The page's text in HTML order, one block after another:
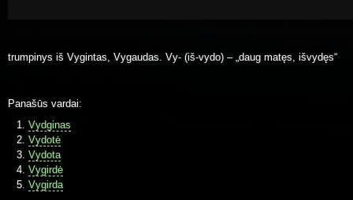
trumpinys iš Vygintas, Vygaudas. Vy- (iš-vydo) – „daug matęs, išvydęs“
Panašūs vardai:
Vydginas
Vydotė
Vydota
Vygirdė
Vygirda